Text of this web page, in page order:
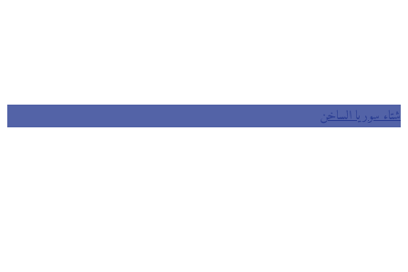
شتاء سوريا الساخن